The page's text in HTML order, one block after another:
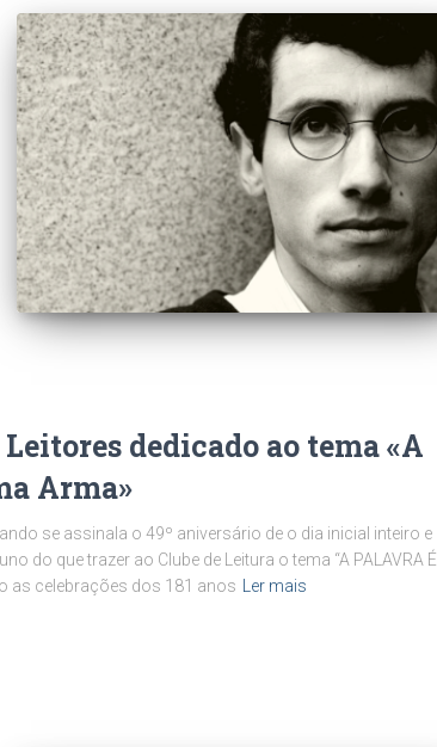
dedicado ao tema «A
Arma»
se assinala o 49º aniversário de o dia inicial inteiro e
do que trazer ao Clube de Leitura o tema “A PALAVRA É
as celebrações dos 181 anos
Ler mais